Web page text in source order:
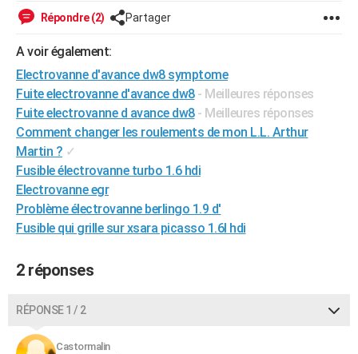
Art de vivre
Bien-être
Loisirs
Mode
Modes de vie
Alimentation
Guide de la santé
Maladies
Médicaments
Sommeil
Destinations
City break
Voyage nature
Voyage de noces
Forum
Climat
+PHOTO
GUIDES D'ACHAT
BONS PLANS
CARTE DE VOEUX
Carte de Noël
Carte Bonne année
Carte Saint-Valentin
Carte Pâques
Carte d'anniversaire
DICTIONNAIRE
S'inscrire
Se connecter
Lycées
Collèges
Primaires
Universités
Entreprises
Service militaire
Avis de recherche
Répondre (2) Partager
A voir également:
Electrovanne d'avance dw8 symptome
Fuite electrovanne d'avance dw8 - Meilleures réponses
Fuite electrovanne d avance dw8 - Meilleures réponses
Comment changer les roulements de mon L.L. Arthur
Martin ? ✓
Fusible électrovanne turbo 1.6 hdi
Electrovanne egr
Problème électrovanne berlingo 1.9 d'
Fusible qui grille sur xsara picasso 1.6l hdi
2 réponses
RÉPONSE 1 / 2
Castormalin